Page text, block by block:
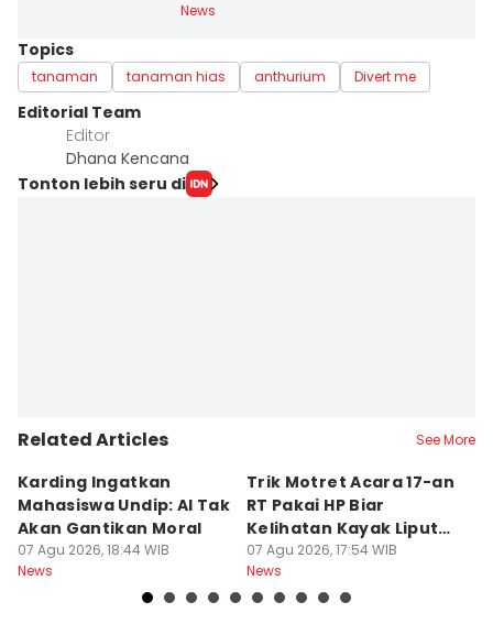
News
Topics
tanaman tanaman hias anthurium Divert me
Editorial Team
Editor
Dhana Kencana
Tonton lebih seru di
Related Articles See More
Karding Ingatkan
Mahasiswa Undip: AI Tak
Akan Gantikan Moral
07 Agu 2026, 18:44 WIB
News
Trik Motret Acara 17-an
RT Pakai HP Biar
Kelihatan Kayak Liputan
Festival Nasional
07 Agu 2026, 17:54 WIB
News